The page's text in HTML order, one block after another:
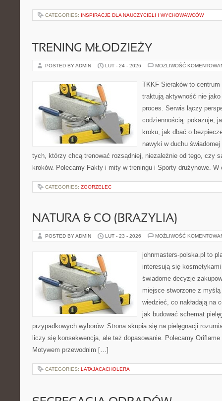
CATEGORIES: INSPIRACJE DLA NAUCZYCIELI I WYCHOWAWCÓW
TRENING MŁODZIEŻY
POSTED BY ADMIN LUT - 24 - 2026 MOŻLIWOŚĆ
TKKF Sieraków to
traktują aktywność nie
proces. Serwis łączy
codziennością: pokazuje,
kroku, jak dbać o
nawyki w duchu
tych, którzy chcą trenować rozsądniej, niezależnie od tego, czy
kroków. Polecamy Fakty i mity w treningu i Sporty drużynowe.
CATEGORIES: ZGORZELEC
NATURA & CO (BRAZYLIA)
POSTED BY ADMIN LUT - 23 - 2026 MOŻLIWOŚĆ
johnmasters-polska.pl to
interesują się
świadome decyzje
miejsce stworzone z
wiedzieć, co nakładają na
jak budować schemat
przypadkowych wyborów. Strona skupia się na pielęgnacji
liczy się konsekwencja, ale też dopasowanie. Polecamy
Motywem przewodnim […]
CATEGORIES: LATAJACACHOLERA